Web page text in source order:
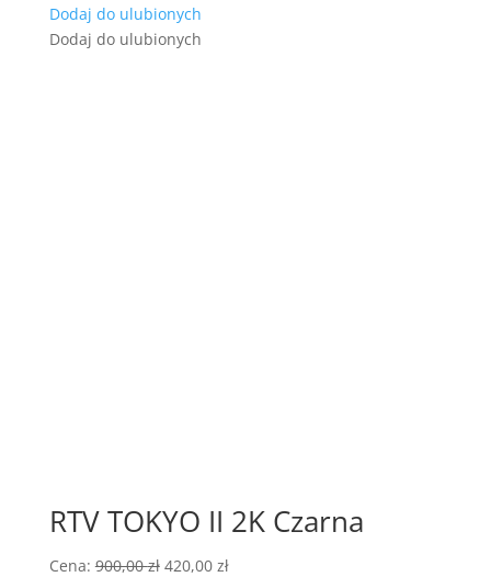
cena
wynosiła:
Dodaj do ulubionych
Dodaj do ulubionych
RTV TOKYO II 2K Czarna
Cena:900,00zł Pierwotna
420,00 złAktualna